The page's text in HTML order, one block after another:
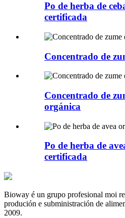
Po de herba de
certificada
Concentrado de
Concentrado de
orgánica
Po de herba de
certificada
Bioway é un grupo profesional moi
produción e subministración de
2009.